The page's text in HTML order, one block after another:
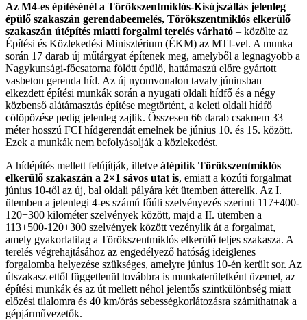
Az M4-es építésénél a Törökszentmiklós-Kisújszállás jelenleg
épülő szakaszán gerendabeemelés, Törökszentmiklós elkerülő
szakaszán útépítés miatti forgalmi terelés várható – közölte az
Építési és Közlekedési Minisztérium (ÉKM) az MTI-vel. A munka
során 17 darab új műtárgyat építenek meg, amelyből a legnagyobb a
Nagykunsági-főcsatorna fölött épülő, hattámaszú előre gyártott
vasbeton gerenda híd. Az új nyomvonalon tavaly júniusban
elkezdett építési munkák során a nyugati oldali hídfő és a négy
közbenső alátámasztás építése megtörtént, a keleti oldali hídfő
cölöpözése pedig jelenleg zajlik. Összesen 66 darab csaknem 33
méter hosszú FCI hídgerendát emelnek be június 10. és 15. között.
Ezek a munkák nem befolyásolják a közlekedést.
A hídépítés mellett felújítják, illetve átépítik Törökszentmiklós
elkerülő szakaszán a 2×1 sávos utat is, emiatt a közúti forgalmat
június 10-től az új, bal oldali pályára két ütemben átterelik. Az I.
ütemben a jelenlegi 4-es számú főúti szelvényezés szerinti 117+400-
120+300 kilométer szelvények között, majd a II. ütemben a
113+500-120+300 szelvények között vezénylik át a forgalmat,
amely gyakorlatilag a Törökszentmiklós elkerülő teljes szakasza. A
terelés végrehajtásához az engedélyező hatóság ideiglenes
forgalomba helyezése szükséges, amelyre június 10-én került sor. Az
útszakasz ettől függetlenül továbbra is munkaterületként üzemel, az
építési munkák és az út mellett néhol jelentős szintkülönbség miatt
előzési tilalomra és 40 km/órás sebességkorlátozásra számíthatnak a
gépjárművezetők.